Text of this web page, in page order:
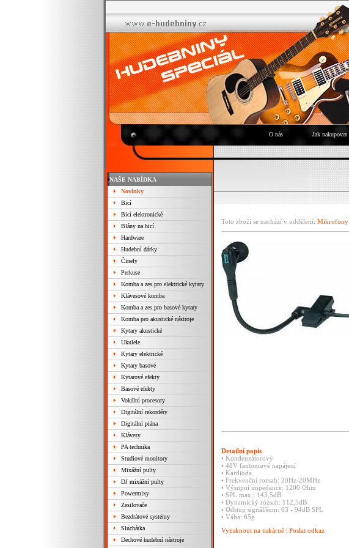
O nás Jak nakupovat
NAŠE NABÍDKA
Novinky
Bicí
Bicí elektronické
Blány na bicí
Hardware
Hudební dárky
Činely
Perkuse
Komba a zes.pro elektrické kytary
Klávesové komba
Komba a zes.pro basové kytary
Komba pro akustické nástroje
Kytary akustické
Ukulele
Kytary elektrické
Kytary basové
Kytarové efekty
Basové efekty
Vokální procesory
Digitální rekordéry
Digitální piána
Klávesy
PA technika
Studiové monitory
Mixážní pulty
DJ mixážní pulty
Powermixy
Zesilovače
Bezdrátové systémy
Sluchátka
Dechové hudební nástroje
Toto zboží se nachází v oddělení: Mikrofony
Detailní popis
• Kondenzátorový
• 48V fantomové napájení
• Kardioda
• Frekvenční rozsah: 20Hz-20MHz
• Výsupní impedance: 1200 Ohm
• SPL max.: 143,5dB
• Dynamický rozsah: 112,5dB
• Odstup signál/šum: 63 - 94dB SPL
• Váha: 65g
Vytisknout na tiskárně | Poslat odkaz